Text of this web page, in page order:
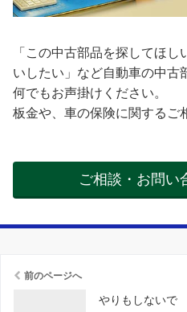
「この中古部品を探してほ
いしたい」など自動車の中古
何でもお声掛けください。
板金や、車の保険に関するご
ご相談・お問い
前のページへ
やりもしないで